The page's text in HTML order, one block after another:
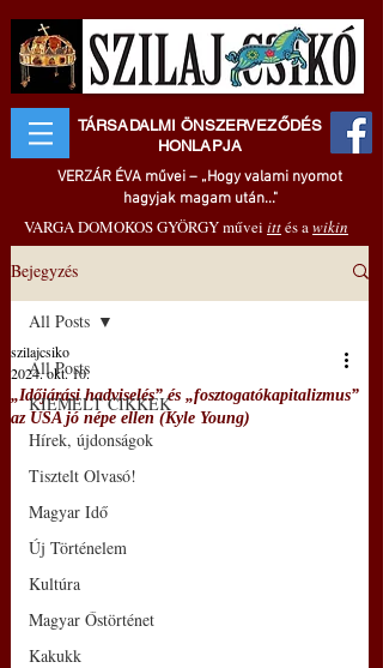
TÁRSADALMI ÖNSZERVEZŐDÉS
HONLAPJA
VERZÁR ÉVA művei – „Hogy valami nyomot
hagyjak magam után..."
VARGA DOMOKOS GYÖRGY művei ittés awikin
Bejegyzés
All Posts
KIEMELT CIKKEK
Hírek, újdonságok
Tisztelt Olvasó!
Magyar Idő
Új Történelem
Kultúra
Magyar Őstörténet
Kakukk
All Posts
„Időjárási hadviselés” és „fosztogatókapitalizmus”
az USA jó népe ellen (Kyle Young)
szilajcsiko
2024. okt. 10.